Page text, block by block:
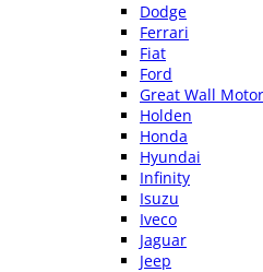
Dodge
Ferrari
Fiat
Ford
Great Wall Motor
Holden
Honda
Hyundai
Infinity
Isuzu
Iveco
Jaguar
Jeep